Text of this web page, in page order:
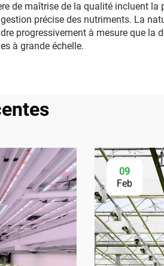
de maîtrise de la qualité incluent la
précise des nutriments. La
progressivement à mesure que la
à grande échelle.
09
Feb